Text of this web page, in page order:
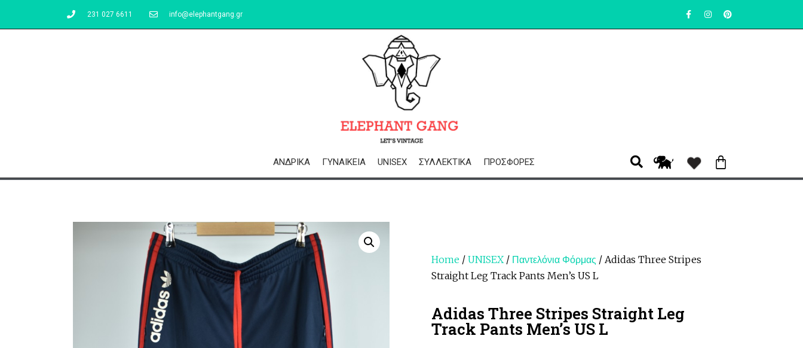
231 027 6611 info@elephantgang.gr
ΑΝΔΡΙΚΆ ΓΥΝΑΙΚΕΊΑ UNISEX ΣΥΛΛΕΚΤΙΚΆ ΠΡΟΣΦΟΡΈΣ
Home / UNISEX/ Παντελόνια Φόρμας / Adidas Three Stripes
Straight Leg Track Pants Men’s US L
Adidas Three Stripes Straight Leg
Track Pants Men’s US L